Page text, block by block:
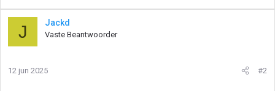
J Jackd
Vaste Beantwoorder
12 jun 2025 #2